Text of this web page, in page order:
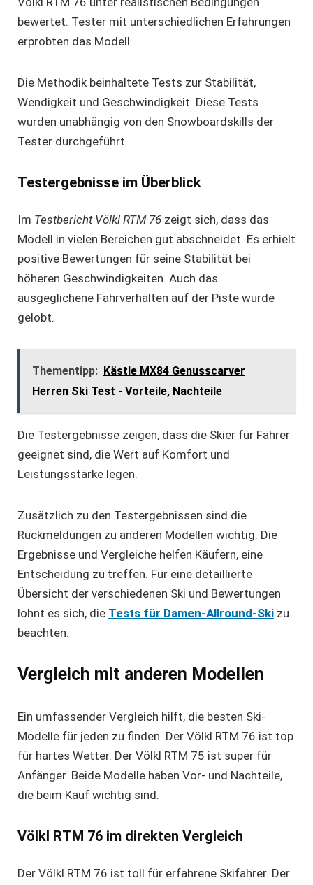
bewertet. Tester mit unterschiedlichen Erfahrungen
erprobten das Modell.
Die Methodik beinhaltete Tests zur Stabilität,
Wendigkeit und Geschwindigkeit. Diese Tests
wurden unabhängig von den Snowboardskills der
Tester durchgeführt.
Testergebnisse im Überblick
Im Testbericht Völkl RTM 76 zeigt sich, dass das
Modell in vielen Bereichen gut abschneidet. Es erhielt
positive Bewertungen für seine Stabilität bei
höheren Geschwindigkeiten. Auch das
ausgeglichene Fahrverhalten auf der Piste wurde
gelobt.
Thementipp: Kästle MX84 Genusscarver
Herren Ski Test - Vorteile, Nachteile
Die Testergebnisse zeigen, dass die Skier für Fahrer
geeignet sind, die Wert auf Komfort und
Leistungsstärke legen.
Zusätzlich zu den Testergebnissen sind die
Rückmeldungen zu anderen Modellen wichtig. Die
Ergebnisse und Vergleiche helfen Käufern, eine
Entscheidung zu treffen. Für eine detaillierte
Übersicht der verschiedenen Ski und Bewertungen
lohnt es sich, die Tests für Damen-Allround-Ski zu
beachten.
Vergleich mit anderen Modellen
Ein umfassender Vergleich hilft, die besten Ski-
Modelle für jeden zu finden. Der Völkl RTM 76 ist top
für hartes Wetter. Der Völkl RTM 75 ist super für
Anfänger. Beide Modelle haben Vor- und Nachteile,
die beim Kauf wichtig sind.
Völkl RTM 76 im direkten Vergleich
Der Völkl RTM 76 ist toll für erfahrene Skifahrer. Der